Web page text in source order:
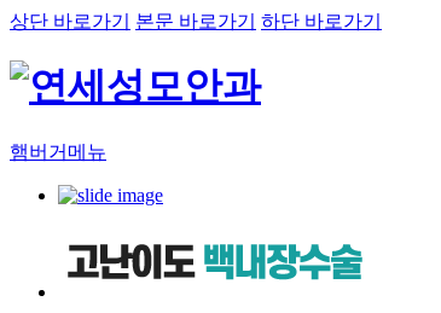
상단 바로가기 본문 바로가기 하단 바로가기
햄버거메뉴